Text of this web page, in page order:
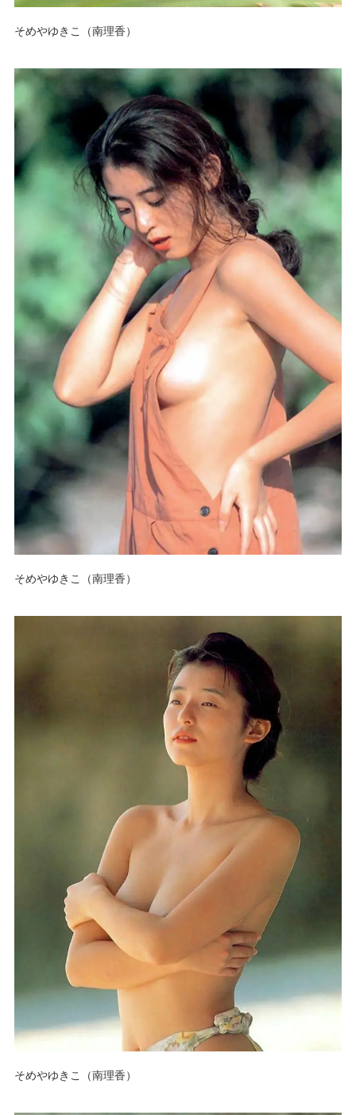
そめやゆきこ（南理香）
そめやゆきこ（南理香）
そめやゆきこ（南理香）